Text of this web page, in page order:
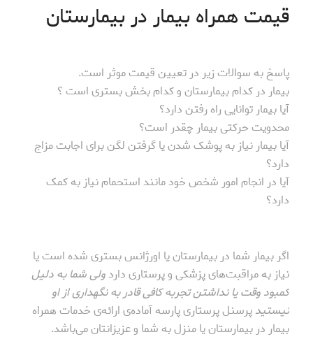
قیمت همراه بیمار در بیمارستان
پاسخ به سوالات زیر در تعیین قیمت موثر است.
بیمار در کدام بیمارستان و کدام بخش بستری است ؟
آیا بیمار توانایی راه رفتن دارد؟
محدویت حرکتی بیمار چقدر است؟
آیا بیمار نیاز به پوشک شدن یا گرفتن لگن برای اجابت مزاج
دارد؟
آیا در انجام امور شخص خود مانند استحمام نیاز به کمک
دارد؟
اگر بیمار شما در بیمارستان یا اورژانس بستری شده است یا
نیاز به مراقبت‌های پزشکی و پرستاری داردولی شما به دلیل
کمبود وقت یا نداشتن تجربه کافی قادر به نگهداری از او
نیستیدپرسنل پرستاری پارسه آماده‌ی ارائه‌ی خدمات همراه
بیمار در بیمارستان یا منزل به شما و عزیزانتان می‌باشد.